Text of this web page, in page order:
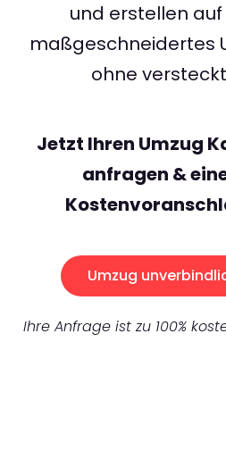
und erstellen
maßgeschneidertes
ohne
Jetzt Ihren Umzug
anfragen &
Umzug
Ihre Anfrage ist zu 100%